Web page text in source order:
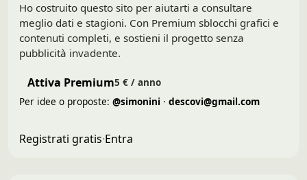
Ho costruito questo sito per aiutarti a consultare
meglio dati e stagioni. Con Premium sblocchi grafici e
contenuti completi, e sostieni il progetto senza
pubblicità invadente.
Attiva Premium5 € / anno
Per idee o proposte: @simonini · descovi@gmail.com
Registrati gratis·Entra